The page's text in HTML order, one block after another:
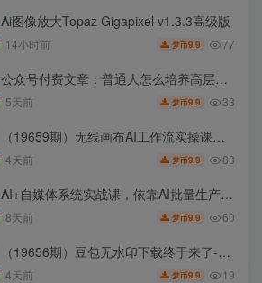
Ai图像放大Topaz Gigapixel v1.3.3高级版
14小时前 梦币9.9 77
公众号付费文章：普通人怎么培养高层次思维
5天前 梦币9.9 33
（19659期）无线画布AI工作流实操课｜ComfyUI双端教学，手把手搭建电商带货流程，一键批量产出图文短视频素材
4天前 梦币9.9 83
AI+自媒体系统实战课，依靠AI批量生产爆款内容，带你告别传统低效的自媒体创作模式，搭建专属AI工业化工作流
8天前 梦币9.9 60
（19656期）豆包无水印下载终于来了-更新！支持豆包图片/视频，15 秒视频配置本地账户管理及批量下载，浏览器拓展
4天前 梦币9.9 19